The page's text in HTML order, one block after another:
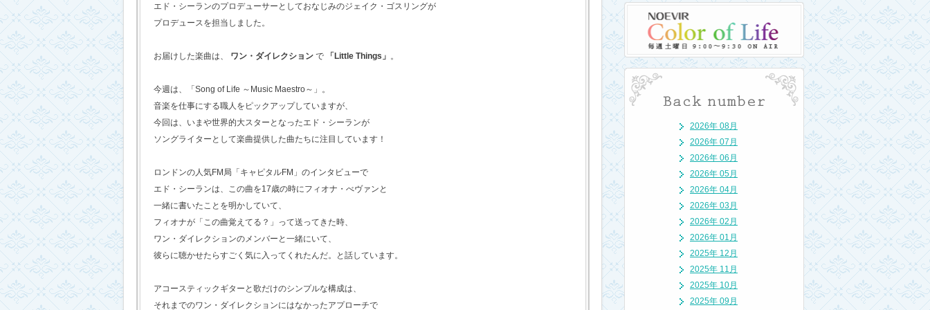
エド・シーランのプロデューサーとしておなじみのジェイク・ゴスリングが
プロデュースを担当しました。
お届けした楽曲は、 ワン・ダイレクション で 「Little Things」 。
今週は、「Song of Life ～Music Maestro～」。
音楽を仕事にする職人をピックアップしていますが、
今回は、いまや世界的大スターとなったエド・シーランが
ソングライターとして楽曲提供した曲たちに注目しています！
ロンドンの人気FM局「キャピタルFM」のインタビューで
エド・シーランは、この曲を17歳の時にフィオナ・べヴァンと
一緒に書いたことを明かしていて、
フィオナが「この曲覚えてる？」って送ってきた時、
ワン・ダイレクションのメンバーと一緒にいて、
彼らに聴かせたらすごく気に入ってくれたんだ。と話しています。
アコースティックギターと歌だけのシンプルな構成は、
それまでのワン・ダイレクションにはなかったアプローチで
2026年 08月
2026年 07月
2026年 06月
2026年 05月
2026年 04月
2026年 03月
2026年 02月
2026年 01月
2025年 12月
2025年 11月
2025年 10月
2025年 09月